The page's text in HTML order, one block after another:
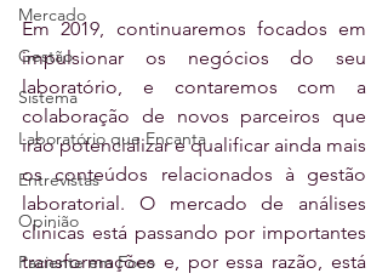
Mercado
Gestão
Sistema
Laboratório que Encanta
Entrevistas
Opinião
Paciente em Foco
Em 2019, continuaremos focados em
impulsionar os negócios do seu
laboratório, e contaremos com a
colaboração de novos parceiros que
irão potencializar e qualificar ainda mais
os conteúdos relacionados à gestão
laboratorial. O mercado de análises
clínicas está passando por importantes
transformações e, por essa razão, está